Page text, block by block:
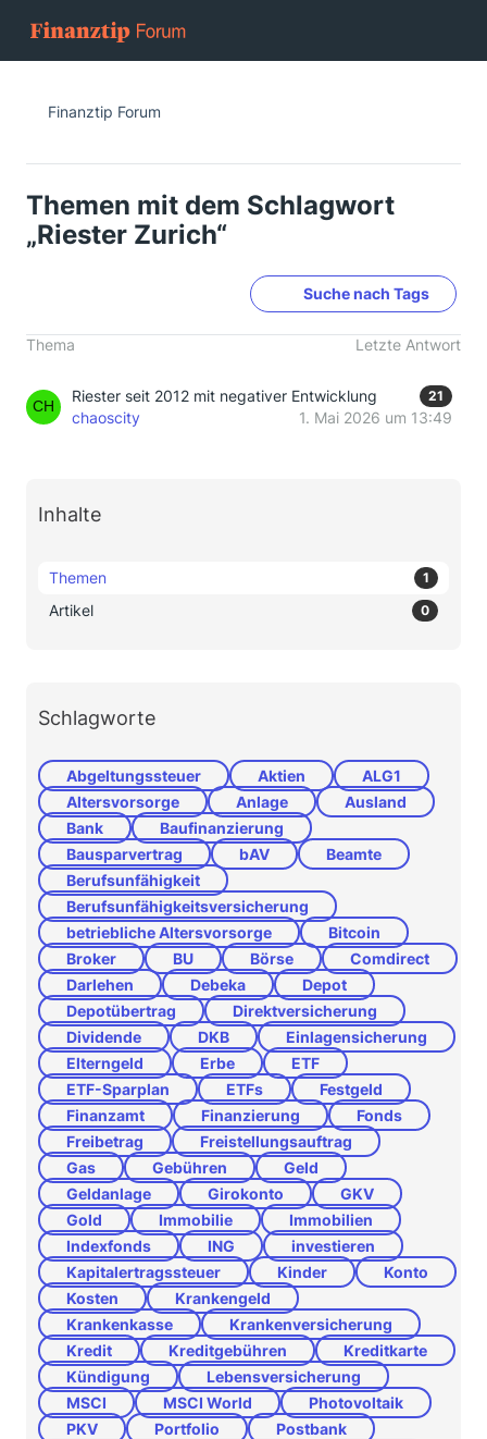
Finanztip Forum
Themen mit dem Schlagwort
„Riester Zurich“
Suche nach Tags
Thema Letzte Antwort
Riester seit 2012 mit negativer Entwicklung 21
chaoscity 1. Mai 2026 um 13:49
Inhalte
Themen 1
Artikel 0
Schlagworte
Abgeltungssteuer Aktien
ALG1
Altersvorsorge
Anlage
Ausland
Bank
Baufinanzierung
Bausparvertrag
bAV
Beamte
Berufsunfähigkeit
Berufsunfähigkeitsversicherung
betriebliche Altersvorsorge
Bitcoin
Broker
BU Börse
Comdirect
Darlehen
Debeka
Depot
Depotübertrag
Direktversicherung
Dividende
DKB
Einlagensicherung
Elterngeld
Erbe
ETF
ETF-Sparplan
ETFs
Festgeld
Finanzamt
Finanzierung
Fonds
Freibetrag
Freistellungsauftrag
Gas
Gebühren
Geld
Geldanlage
Girokonto
GKV
Gold
Immobilie
Immobilien
Indexfonds
ING
investieren
Kapitalertragssteuer
Kinder
Konto
Kosten
Krankengeld
Krankenkasse
Krankenversicherung
Kredit
Kreditgebühren
Kreditkarte
Kündigung
Lebensversicherung
MSCI
MSCI World
Photovoltaik
PKV
Portfolio
Postbank